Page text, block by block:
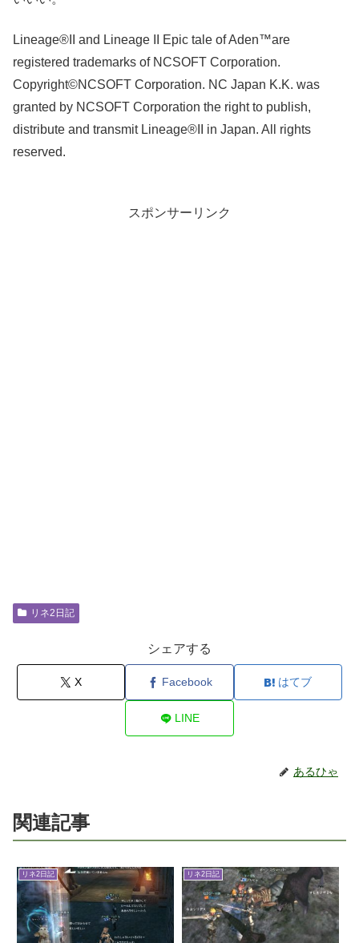
Lineage®II and Lineage II Epic tale of Aden™are
registered trademarks of NCSOFT Corporation.
Copyright©NCSOFT Corporation. NC Japan K.K. was
granted by NCSOFT Corporation the right to publish,
distribute and transmit Lineage®II in Japan. All rights
reserved.
スポンサーリンク
リネ2日記
シェアする
X Facebook はてブ
LINE
あるひゃ
関連記事
リネ2日記 リネ2日記